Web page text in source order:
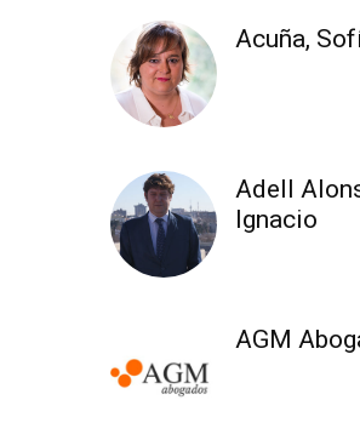
Acuña,
Adell
Ignacio
AGM